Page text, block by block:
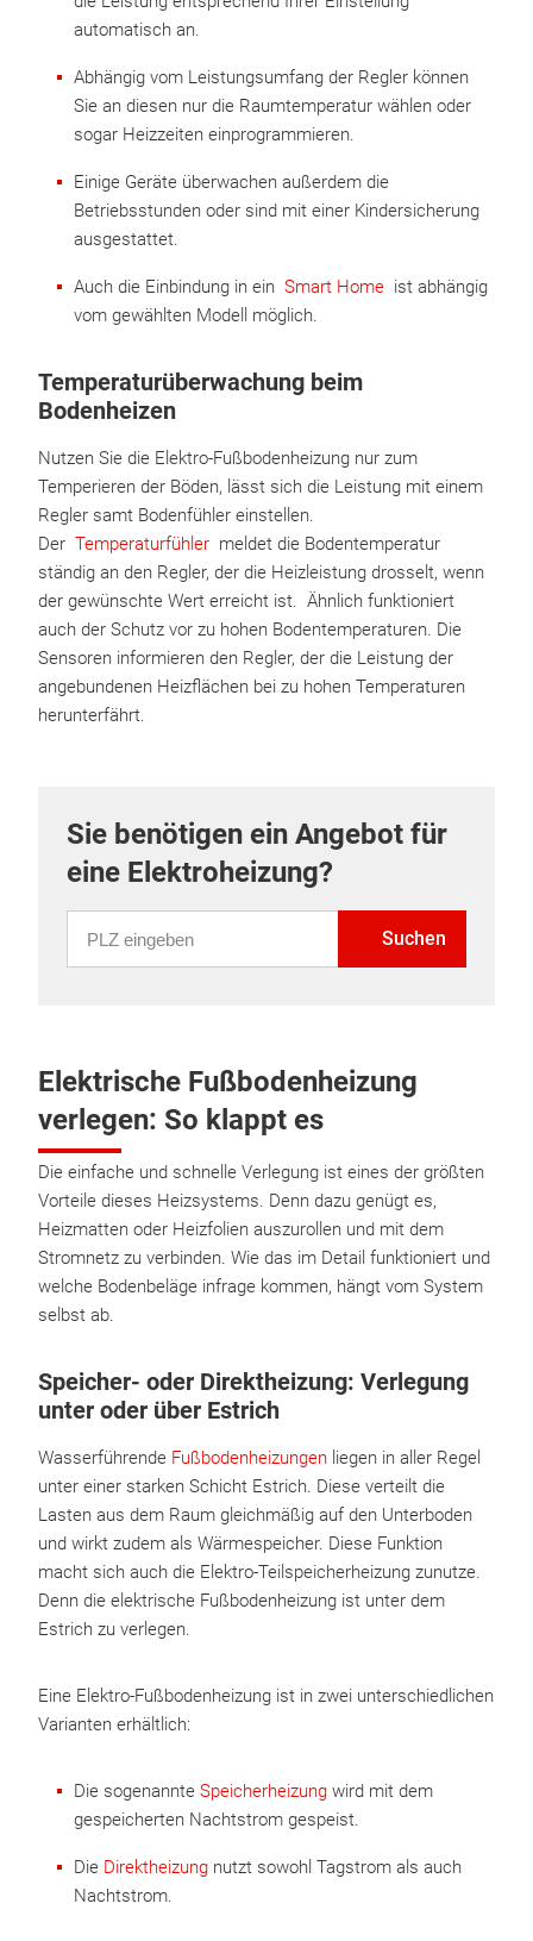
automatisch an.
Abhängig vom Leistungsumfang der Regler können
Sie an diesen nur die Raumtemperatur wählen oder
sogar Heizzeiten einprogrammieren.
Einige Geräte überwachen außerdem die
Betriebsstunden oder sind mit einer Kindersicherung
ausgestattet.
Auch die Einbindung in ein Smart Home ist abhängig
vom gewählten Modell möglich.
Temperaturüberwachung beim
Bodenheizen
Nutzen Sie die Elektro-Fußbodenheizung nur zum
Temperieren der Böden, lässt sich die Leistung mit einem
Regler samt Bodenfühler einstellen.
Der Temperaturfühler meldet die Bodentemperatur
ständig an den Regler, der die Heizleistung drosselt, wenn
der gewünschte Wert erreicht ist. Ähnlich funktioniert
auch der Schutz vor zu hohen Bodentemperaturen. Die
Sensoren informieren den Regler, der die Leistung der
angebundenen Heizflächen bei zu hohen Temperaturen
herunterfährt.
Sie benötigen ein Angebot für
eine Elektroheizung?
Suchen
Elektrische Fußbodenheizung
verlegen: So klappt es
Die einfache und schnelle Verlegung ist eines der größten
Vorteile dieses Heizsystems. Denn dazu genügt es,
Heizmatten oder Heizfolien auszurollen und mit dem
Stromnetz zu verbinden. Wie das im Detail funktioniert und
welche Bodenbeläge infrage kommen, hängt vom System
selbst ab.
Speicher- oder Direktheizung: Verlegung
unter oder über Estrich
Wasserführende Fußbodenheizungen liegen in aller Regel
unter einer starken Schicht Estrich. Diese verteilt die
Lasten aus dem Raum gleichmäßig auf den Unterboden
und wirkt zudem als Wärmespeicher. Diese Funktion
macht sich auch die Elektro-Teilspeicherheizung zunutze.
Denn die elektrische Fußbodenheizung ist unter dem
Estrich zu verlegen.
Eine Elektro-Fußbodenheizung ist in zwei unterschiedlichen
Varianten erhältlich:
Die sogenannte Speicherheizung wird mit dem
gespeicherten Nachtstrom gespeist.
Die Direktheizung nutzt sowohl Tagstrom als auch
Nachtstrom.